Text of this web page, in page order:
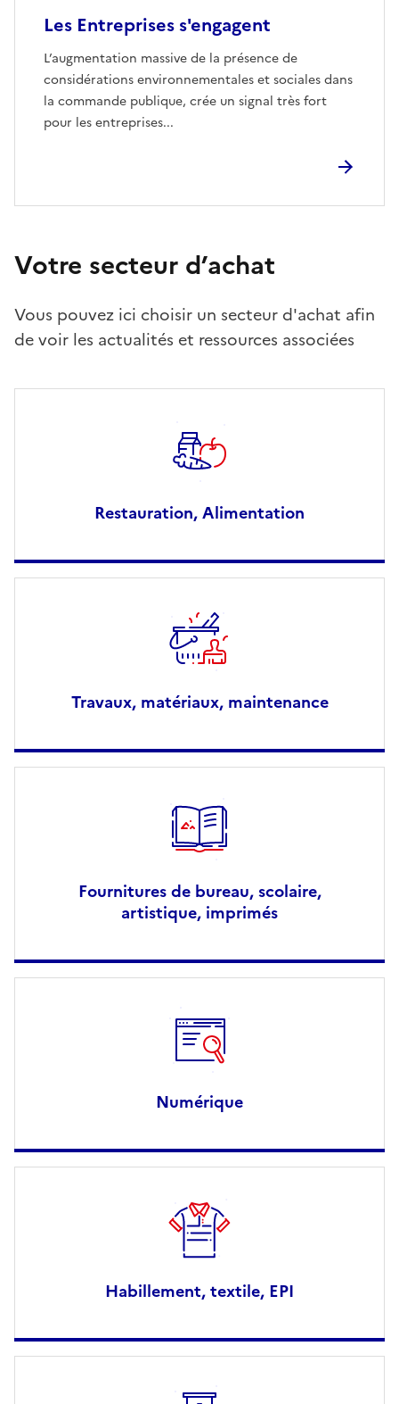
Les Entreprises s'engagent
L’augmentation massive de la présence de
considérations environnementales et sociales dans
la commande publique, crée un signal très fort
pour les entreprises...
Votre secteur d’achat
Vous pouvez ici choisir un secteur d'achat afin
de voir les actualités et ressources associées
Restauration, Alimentation
Travaux, matériaux, maintenance
Fournitures de bureau, scolaire,
artistique, imprimés
Numérique
Habillement, textile, EPI